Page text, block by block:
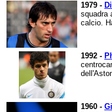
1979 -
squadra
calcio.
1992 -
1960 -